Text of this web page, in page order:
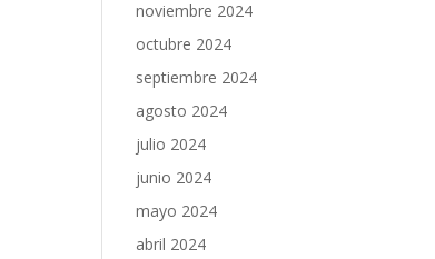
noviembre 2024
octubre 2024
septiembre 2024
agosto 2024
julio 2024
junio 2024
mayo 2024
abril 2024